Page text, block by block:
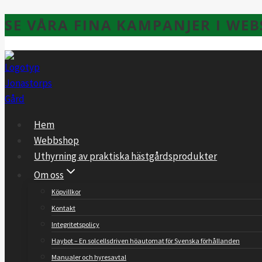
Skip
to
content
SE VÅRA FINA KAMPANJER I
Hem
Webbshop
Uthyrning av praktiska hästgårdsprodukter
Om oss
Köpvillkor
Kontakt
Integritetspolicy
Haybot – En solcellsdriven höautomat för Svenska förhållanden
Manualer och hyresavtal